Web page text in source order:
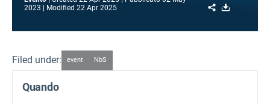
2023
Modified 22 Apr 2025 Share
Filed under: event NbS
Quando